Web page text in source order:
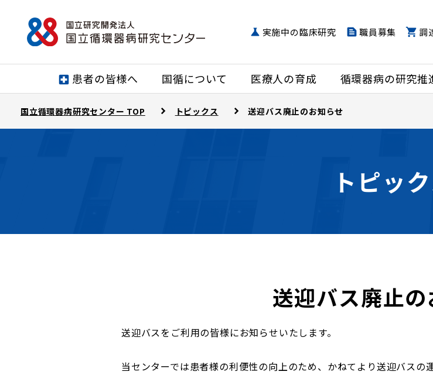
患者の皆様へ 国循について 医療人の育成 循環器病の研究推
実施中の臨床研究 職員募集 調
国立循環器病研究センター TOP トピックス 送迎バス廃止のお知らせ
トピッ
送迎バス廃止
送迎バスをご利用の皆様にお知らせいたします。
当センターでは患者様の利便性の向上のため、かねてより送迎バスの